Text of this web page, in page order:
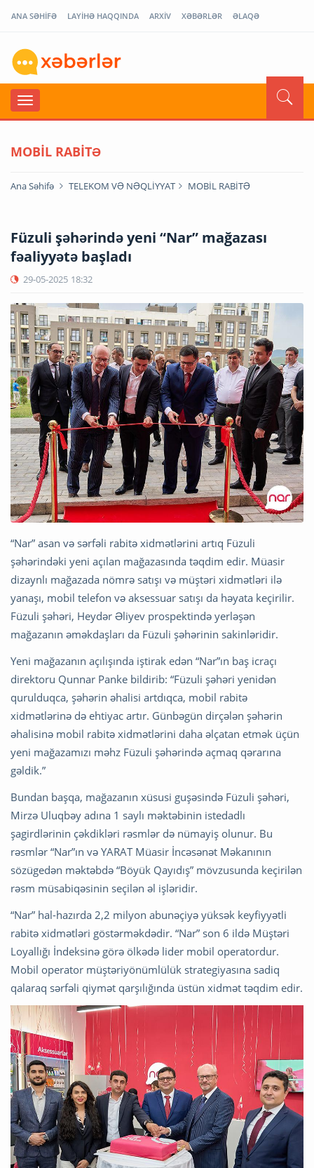
ANA SƏHİFƏ LAYİHƏ HAQQINDA ARXİV XƏBƏRLƏR ƏLAQƏ
MOBİL RABİTƏ
Ana Səhifə TELEKOM VƏ NƏQLİYYAT MOBİL RABİTƏ
Füzuli şəhərində yeni “Nar” mağazası
fəaliyyətə başladı
29-05-2025 18:32
“Nar” asan və sərfəli rabitə xidmətlərini artıq Füzuli
şəhərindəki yeni açılan mağazasında təqdim edir. Müasir
dizaynlı mağazada nömrə satışı və müştəri xidmətləri ilə
yanaşı, mobil telefon və aksessuar satışı da həyata keçirilir.
Füzuli şəhəri, Heydər Əliyev prospektində yerləşən
mağazanın əməkdaşları da Füzuli şəhərinin sakinləridir.
Yeni mağazanın açılışında iştirak edən “Nar”ın baş icraçı
direktoru Qunnar Panke bildirib: “Füzuli şəhəri yenidən
qurulduqca, şəhərin əhalisi artdıqca, mobil rabitə
xidmətlərinə də ehtiyac artır. Günbəgün dirçələn şəhərin
əhalisinə mobil rabitə xidmətlərini daha əlçatan etmək üçün
yeni mağazamızı məhz Füzuli şəhərində açmaq qərarına
gəldik.”
Bundan başqa, mağazanın xüsusi guşəsində Füzuli şəhəri,
Mirzə Uluqbəy adına 1 saylı məktəbinin istedadlı
şagirdlərinin çəkdikləri rəsmlər də nümayiş olunur. Bu
rəsmlər “Nar”ın və YARAT Müasir İncəsənət Məkanının
sözügedən məktəbdə “Böyük Qayıdış” mövzusunda keçirilən
rəsm müsabiqəsinin seçilən əl işləridir.
“Nar” hal-hazırda 2,2 milyon abunəçiyə yüksək keyfiyyətli
rabitə xidmətləri göstərməkdədir. “Nar” son 6 ildə Müştəri
Loyallığı İndeksinə görə ölkədə lider mobil operatordur.
Mobil operator müştəriyönümlülük strategiyasına sadiq
qalaraq sərfəli qiymət qarşılığında üstün xidmət təqdim edir.